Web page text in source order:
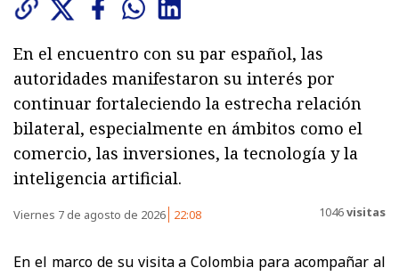
En el encuentro con su par español, las
autoridades manifestaron su interés por
continuar fortaleciendo la estrecha relación
bilateral, especialmente en ámbitos como el
comercio, las inversiones, la tecnología y la
inteligencia artificial.
Viernes 7 de agosto de 2026 22:08 1046visitas
En el marco de su visita a Colombia para acompañar al